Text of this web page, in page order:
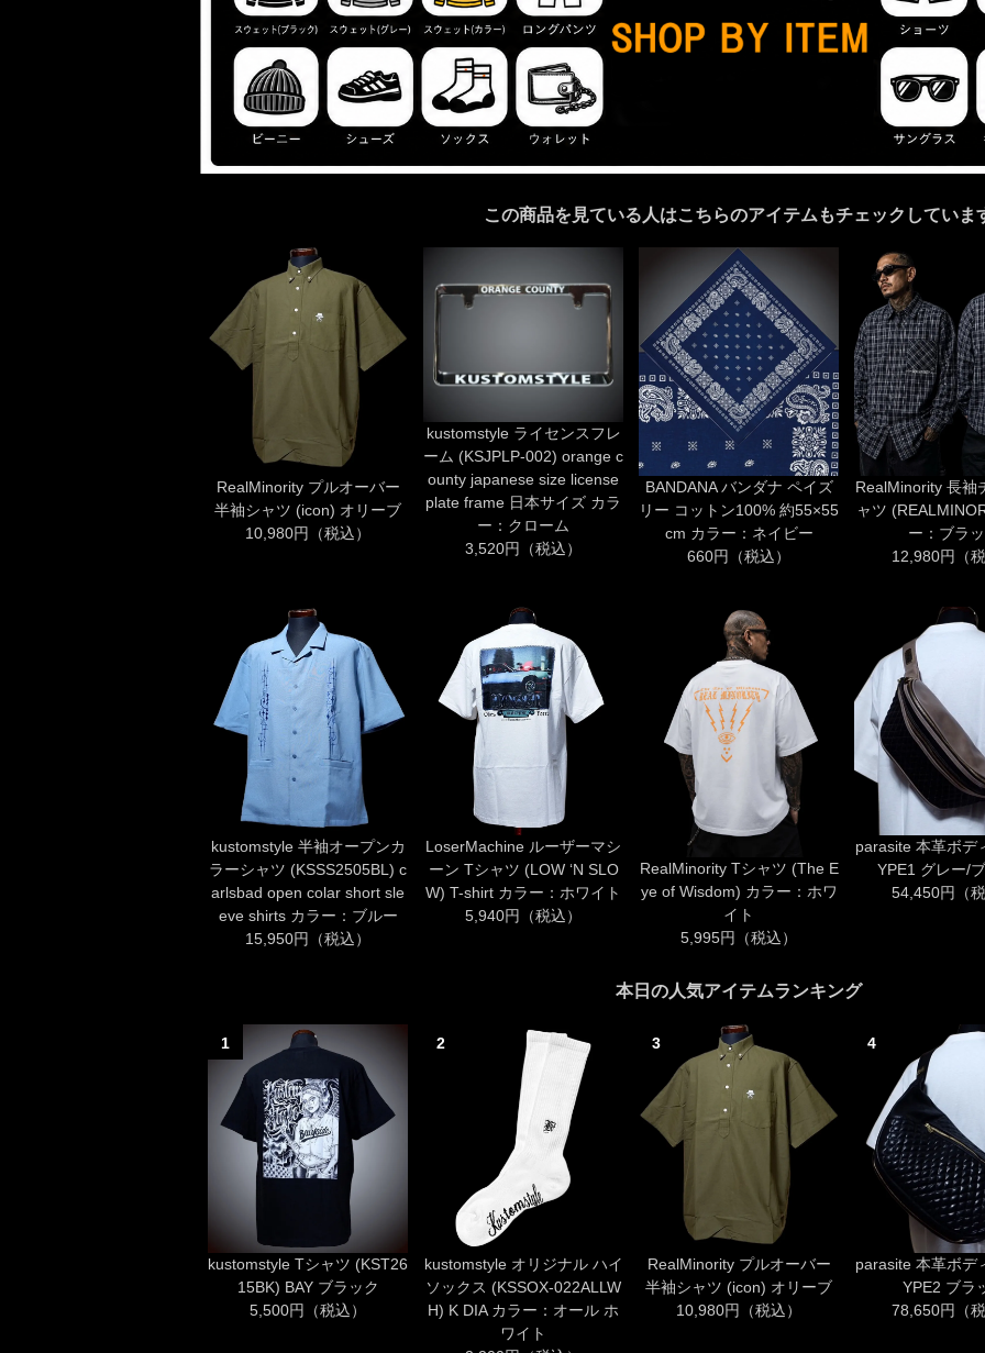
この商品を見ている人はこちらのアイテムもチェックしていま
RealMinority プルオーバー
半袖シャツ (icon) オリーブ
10,980円（税込）
kustomstyle ライセンスフレ
ーム (KSJPLP-002) orange c
ounty japanese size license
plate frame 日本サイズ カラ
ー：クローム
3,520円（税込）
BANDANA バンダナ ペイズ
リー コットン100% 約55×55
cm カラー：ネイビー
660円（税込）
RealMinority 長袖
ャツ
ー：ブラ
12,980円（
kustomstyle 半袖オープンカ
ラーシャツ (KSSS2505BL) c
arlsbad open colar short sle
eve shirts カラー：ブルー
15,950円（税込）
LoserMachine ルーザーマシ
ーン Tシャツ (LOW ‘N SLO
W) T-shirt カラー：ホワイト
5,940円（税込）
RealMinority Tシャツ (The E
ye of Wisdom) カラー：ホワ
イト
5,995円（税込）
parasite 本革ボデ
YPE1 グレー/
54,450円（
本日の人気アイテムランキング
1
kustomstyle Tシャツ (KST26
15BK) BAY ブラック
5,500円（税込）
2
kustomstyle オリジナル ハイ
ソックス (KSSOX-022ALLW
H) K DIA カラー：オール ホ
ワイト
3
RealMinority プルオーバー
半袖シャツ (icon) オリーブ
10,980円（税込）
4
parasite 本革ボデ
YPE2 ブラ
78,650円（